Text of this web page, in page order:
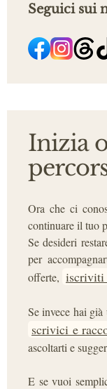
Seguici sui
Inizia
Ora che ci
continuare il tuo
Se desideri
per
offerte, iscriviti
Se invece hai già
scrivici e
ascoltarti e
E se vuoi